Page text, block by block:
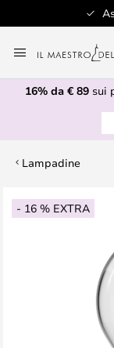
al
contenuto
16% da € 89sui
Lampadine
- 16 % EXTRA
Vai
alla